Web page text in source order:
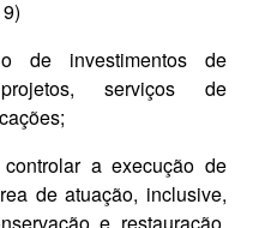
)
de investimentos de
serviços de
a execução de
de atuação, inclusive,